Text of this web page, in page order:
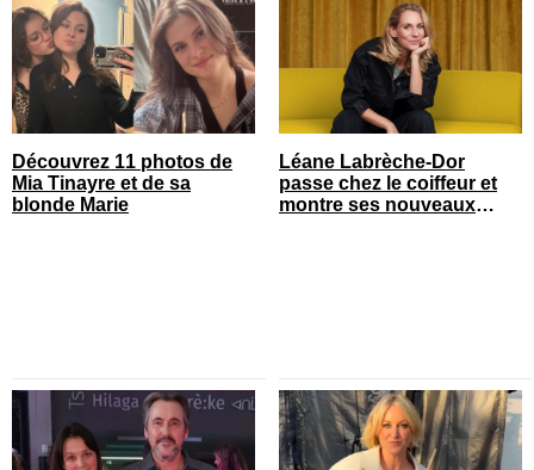
Découvrez 11 photos de
Mia Tinayre et de sa
blonde Marie
Léane Labrèche-Dor
passe chez le coiffeur et
montre ses nouveaux